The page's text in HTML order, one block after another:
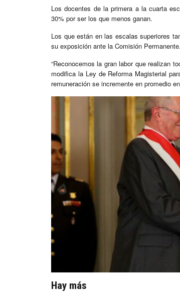
Los docentes de la primera a la cuarta
30% por ser los que menos ganan.
Los que están en las escalas superiores
su exposición ante la Comisión Permanente.
“Reconocemos la gran labor que realizan
modifica la Ley de Reforma Magisterial
remuneración se incremente en promedio
Hay más